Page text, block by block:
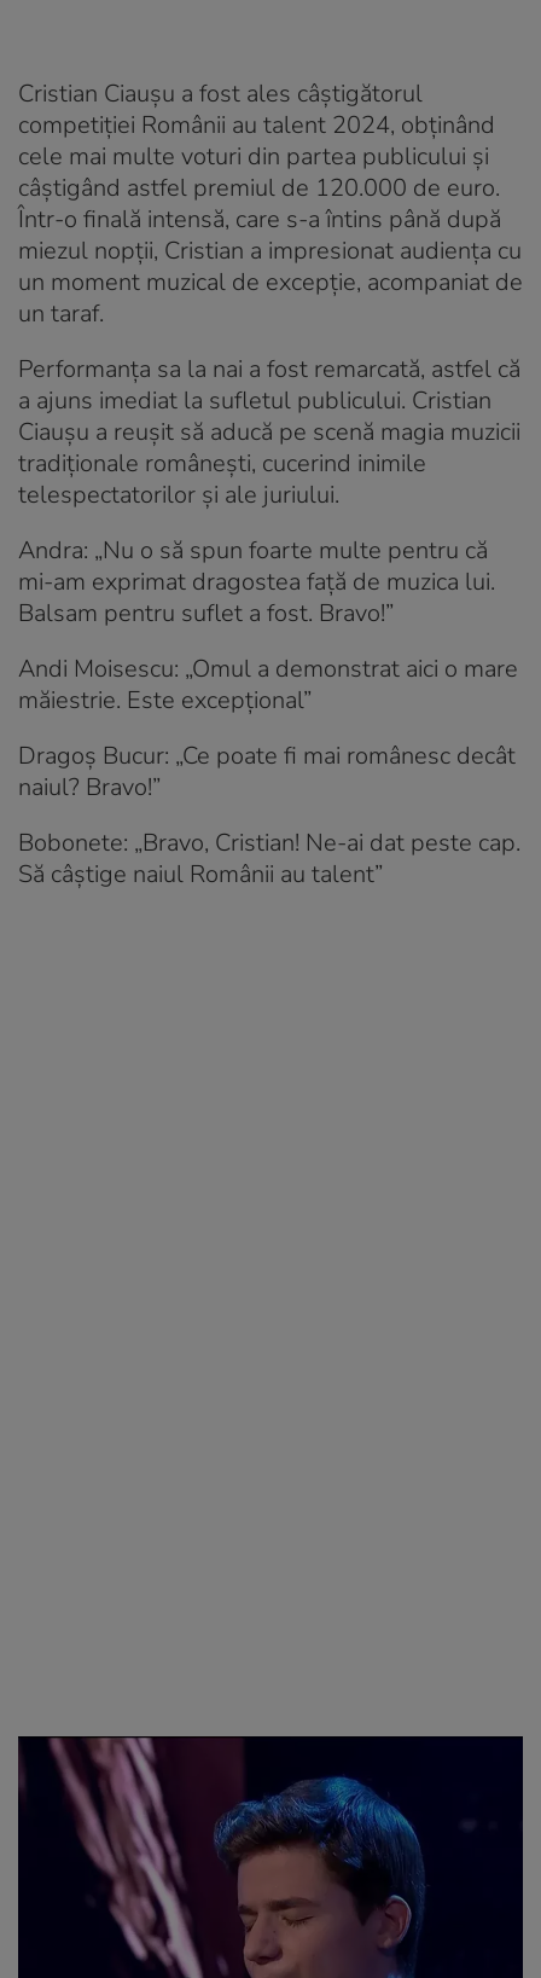
Cristian Ciauşu a fost ales câștigătorul
competiției Românii au talent 2024, obținând
cele mai multe voturi din partea publicului și
câștigând astfel premiul de 120.000 de euro.
Într-o finală intensă, care s-a întins până după
miezul nopții, Cristian a impresionat audiența cu
un moment muzical de excepție, acompaniat de
un taraf.
Performanța sa la nai a fost remarcată, astfel că
a ajuns imediat la sufletul publicului. Cristian
Ciaușu a reușit să aducă pe scenă magia muzicii
tradiționale românești, cucerind inimile
telespectatorilor și ale juriului.
Andra: „Nu o să spun foarte multe pentru că
mi-am exprimat dragostea față de muzica lui.
Balsam pentru suflet a fost. Bravo!”
Andi Moisescu: „Omul a demonstrat aici o mare
măiestrie. Este excepțional”
Dragoș Bucur: „Ce poate fi mai românesc decât
naiul? Bravo!”
Bobonete: „Bravo, Cristian! Ne-ai dat peste cap.
Să câștige naiul Românii au talent”